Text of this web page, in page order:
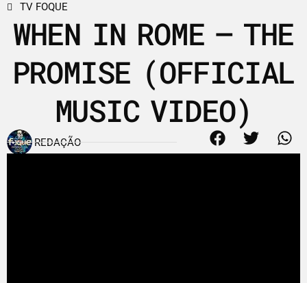
TV FOQUE
WHEN IN ROME – THE
PROMISE (OFFICIAL
MUSIC VIDEO)
REDAÇÃO